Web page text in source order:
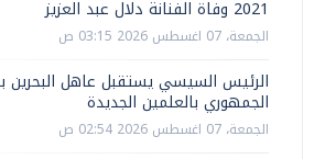
2021 وفاة الفنانة دلال عبد العزيز
الجمعة، 07 اغسطس 2026 03:15 ص
الرئيس السيسي يستقبل عاهل البحرين
الجمهوري بالعلمين الجديدة
الجمعة، 07 اغسطس 2026 02:54 ص